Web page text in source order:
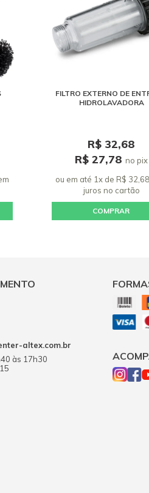
FILTRO EXTERNO DE
HIDROLAVADORA
R$ 32,68
R$ 27,78 no pix
ou em até 1x de R$
juros no cartão
COMPRAR
altex.com.br
às 17h30